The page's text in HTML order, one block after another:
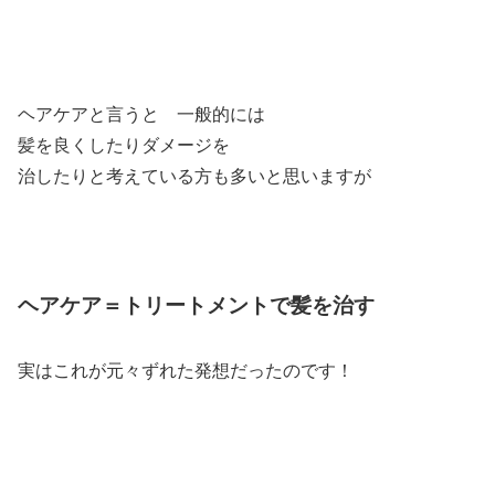
ヘアケアと言うと 一般的には
髪を良くしたりダメージを
治したりと考えている方も多いと思いますが
ヘアケア＝トリートメントで髪を治す
実はこれが元々ずれた発想だったのです！